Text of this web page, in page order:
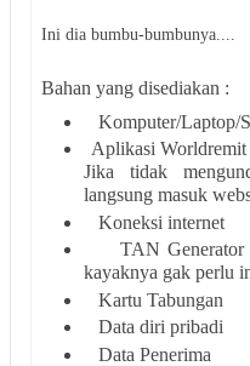
Ini dia bumbu-bumbunya....
Bahan yang disediakan :
Komputer/Laptop/
Aplikasi Worldremit
Jika tidak
langsung masuk
Koneksi internet
TAN
kayaknya gak perlu
Kartu Tabungan
Data diri pribadi
Data Penerima